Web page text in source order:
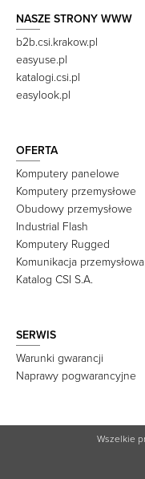
NASZE STRONY WWW
b2b.csi.krakow.pl
easyuse.pl
katalogi.csi.pl
easylook.pl
OFERTA
Komputery panelowe
Komputery przemysłowe
Obudowy przemysłowe
Industrial Flash
Komputery Rugged
Komunikacja przemysłowa
Katalog CSI S.A.
SERWIS
Warunki gwarancji
Naprawy pogwarancyjne
Wszelkie